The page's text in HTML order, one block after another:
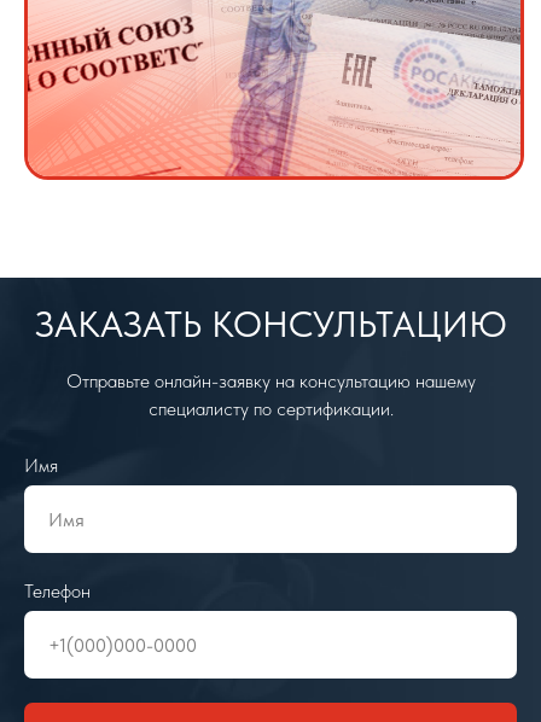
ЗАКАЗАТЬ КОНСУЛЬТАЦИЮ
Отправьте онлайн-заявку на консультацию нашему
специалисту по сертификации.
Имя
Телефон